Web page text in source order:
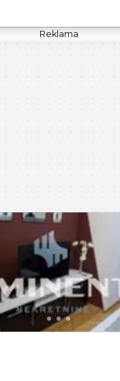
Reklama